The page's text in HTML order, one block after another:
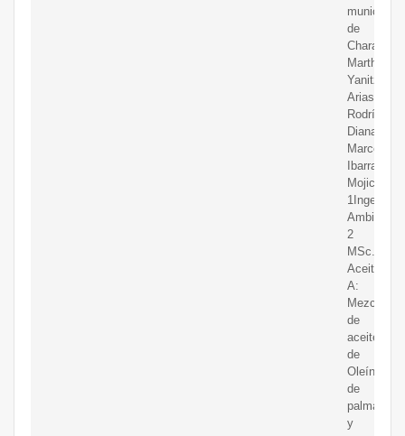
municipio
de
Charalá
Martha
Yanitza
Arias
Diana
Marcela
Ibarra-
Mojica2
1Ingeniera
Ambiental,
2
MSc.
Aceite
A:
Mezcla
de
aceites
de
Oleína
de
palma
y